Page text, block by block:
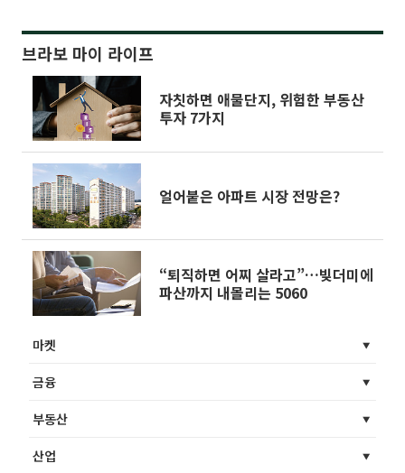
브라보 마이 라이프
자칫하면 애물단지, 위험한 부동산
투자 7가지
얼어붙은 아파트 시장 전망은?
“퇴직하면 어찌 살라고”…빚더미에
파산까지 내몰리는 5060
마켓
금융
부동산
산업